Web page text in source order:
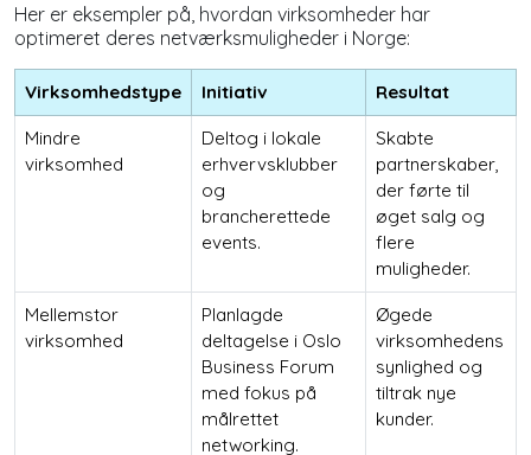
Her er eksempler på, hvordan virksomheder har
optimeret deres netværksmuligheder i Norge:
Virksomhedstype Initiativ Resultat
Mindre
virksomhed
Deltog i lokale
erhvervsklubber
og
brancherettede
events.
Skabte
partnerskaber,
der førte til
øget salg og
flere
muligheder.
Mellemstor
virksomhed
Planlagde
deltagelse i Oslo
Business Forum
med fokus på
målrettet
networking.
Øgede
virksomhedens
synlighed og
tiltrak nye
kunder.